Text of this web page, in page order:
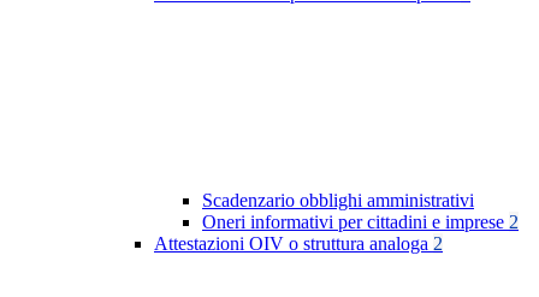
Scadenzario obblighi amministrativi
Oneri informativi per cittadini e imprese 2
Attestazioni OIV o struttura analoga 2